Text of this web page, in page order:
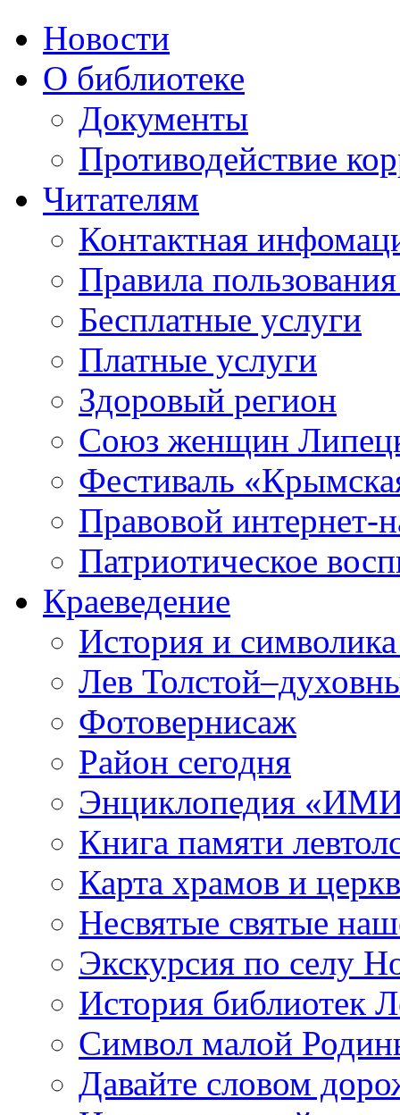
Новости
О библиотеке
Документы
Противодействие
Читателям
Контактная
Правила
Бесплатные услуги
Платные услуги
Здоровый регион
Союз женщин
Фестиваль
Правовой интернет-
Патриотическое
Краеведение
История и
Лев
Фотовернисаж
Район сегодня
Энциклопедия «ИМИ
Книга памяти
Карта храмов и
Несвятые святые
Экскурсия по селу
История библиотек
Символ малой
Давайте словом